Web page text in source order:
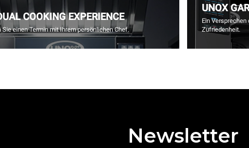
COOKING EXPERIENCE
Sie einen Termin mit Ihrem persönlichen Chef.
UNOX
Ein Versprechen
Zufriedenheit.
Newsletter